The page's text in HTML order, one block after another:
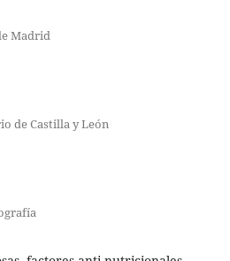
Madrid
de Castilla y León